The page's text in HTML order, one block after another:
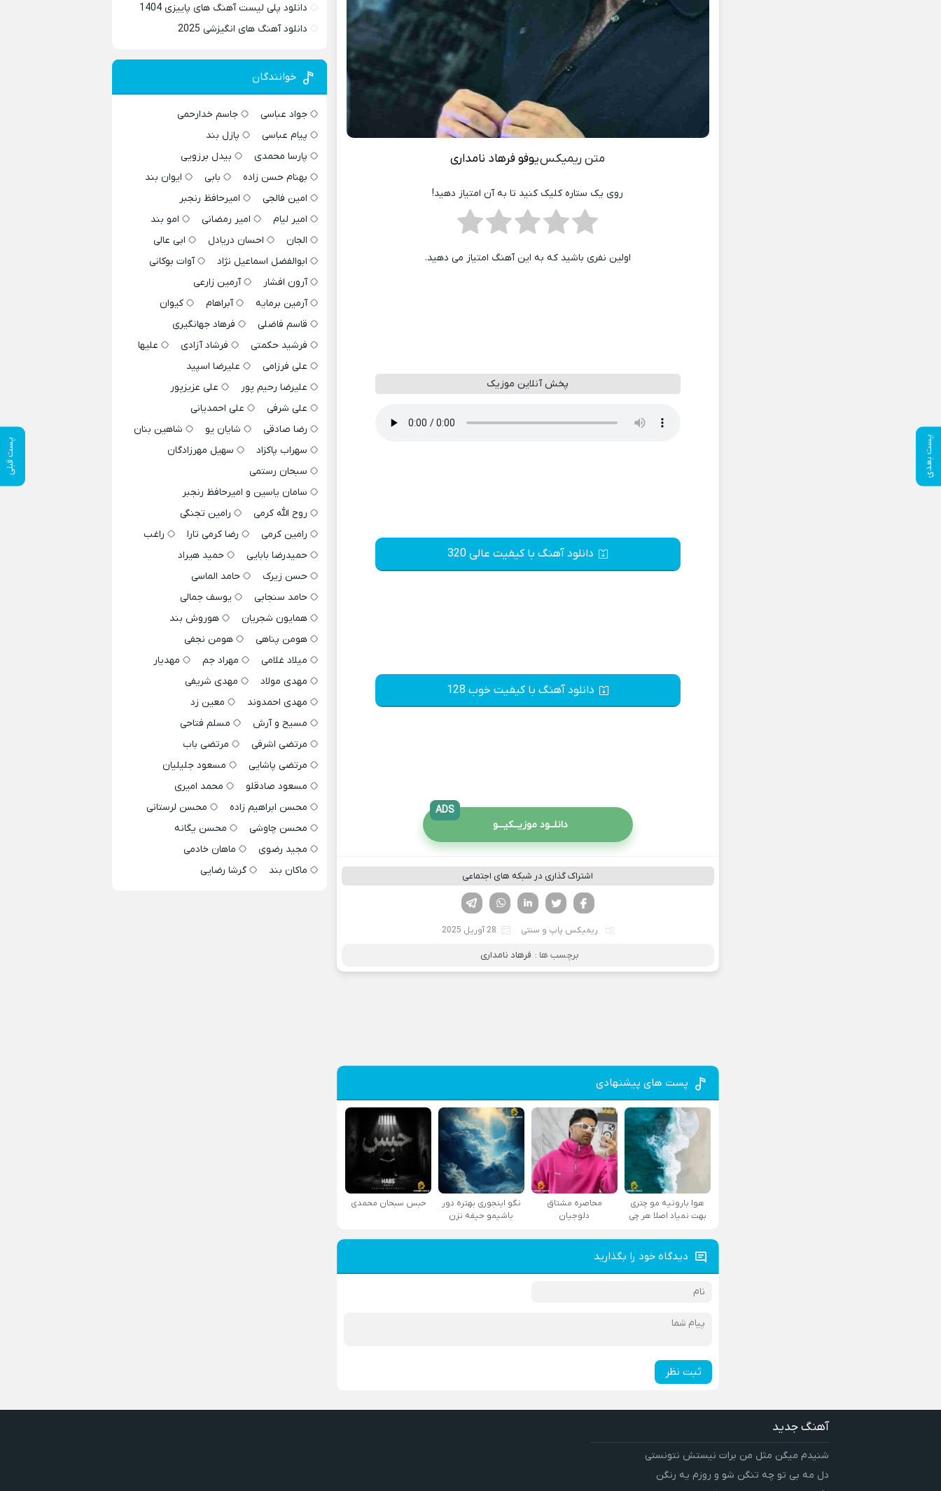
پست بعدی پست قبلی
متن ریمیکسیوفو فرهاد نامداری
روی یک ستاره کلیک کنید تا به آن امتیاز دهید!
اولین نفری باشید که به این آهنگ امتیاز می دهید.
پخش آنلاین موزیک
دانلود آهنگ با کیفیت عالی 320
دانلود آهنگ با کیفیت خوب 128
دانلــود موزیــکیـــو
ADS
اشتراک گذاری در شبکه های اجتماعی
لینکدین تویتر
فیسوک
ریمیکس پاپ و سنتی 28 آوریل 2025
برچسب ها : فرهاد نامداری
پست های پیشنهادی
هوا بارونیه مو چتری
بهت نمیاد اصلا هر چی
محاصره مشتاق
دلوجیان
نگو اینجوری بهتره دور
باشیمو حیفه نزن
حبس سبحان محمدی
دیدگاه خود را بگذارید
ثبت نظر
دانلود پلی لیست آهنگ های پاییزی 1404
دانلود آهنگ های انگیزشی 2025
خوانندگان
جواد عباسی
جاسم خدارحمی
پیام عباسی
پازل بند
پارسا محمدی
بیدل برزویی
بهنام حسن زاده
بابی
ایوان بند
امین فالجی
امیرحافظ رنجبر
امیر لیام
امیر رمضانی
امو بند
الجان
احسان دریادل
ابی عالی
ابوالفضل اسماعیل نژاد
آوات بوکانی
آرون افشار
آرمین زارعی
آرمین برمایه
آبراهام
کیوان
قاسم فاضلی
فرهاد جهانگیری
فرشید حکمتی
فرشاد آزادی
علیها
علی فرزامی
علیرضا اسپید
علیرضا رحیم پور
علی عزیزپور
علی شرفی
علی احمدیانی
رضا صادقی
شایان یو
شاهین بنان
سهراب پاکزاد
سهیل مهرزادگان
سبحان رستمی
سامان یاسین و امیرحافظ رنجبر
روح الله کرمی
رامین تجنگی
رامین کرمی
رضا کرمی تارا
راغب
حمیدرضا بابایی
حمید هیراد
حسن زیرک
حامد الماسی
حامد سنجابی
یوسف جمالی
همایون شجریان
هوروش بند
هومن پناهی
هومن نجفی
میلاد غلامی
مهراد جم
مهدیار
مهدی مولاد
مهدی شریفی
مهدی احمدوند
معین زد
مسیح و آرش
مسلم فتاحی
مرتضی اشرفی
مرتضی باب
مرتضی پاشایی
مسعود جلیلیان
مسعود صادقلو
محمد امیری
محسن ابراهیم زاده
محسن لرستانی
محسن چاوشی
محسن یگانه
مجید رضوی
ماهان خادمی
ماکان بند
گرشا رضایی
آهنگ جدید
شنیدم میگن مثل من برات نیستش نتونستی
دل مه بی تو چه تنگن شو و روزم یه رنگن